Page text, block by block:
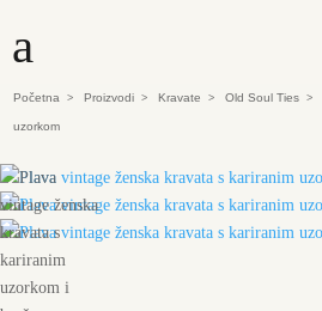
a
Početna > Proizvodi > Kravate > Old Soul Ties >
uzorkom